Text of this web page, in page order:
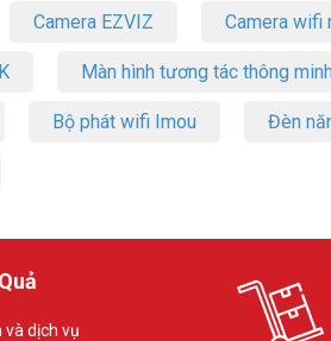
Camera EZVIZ Camera wifi
Màn hình tương tác thông minh
Bộ phát wifi Imou Đèn
dịch vụ